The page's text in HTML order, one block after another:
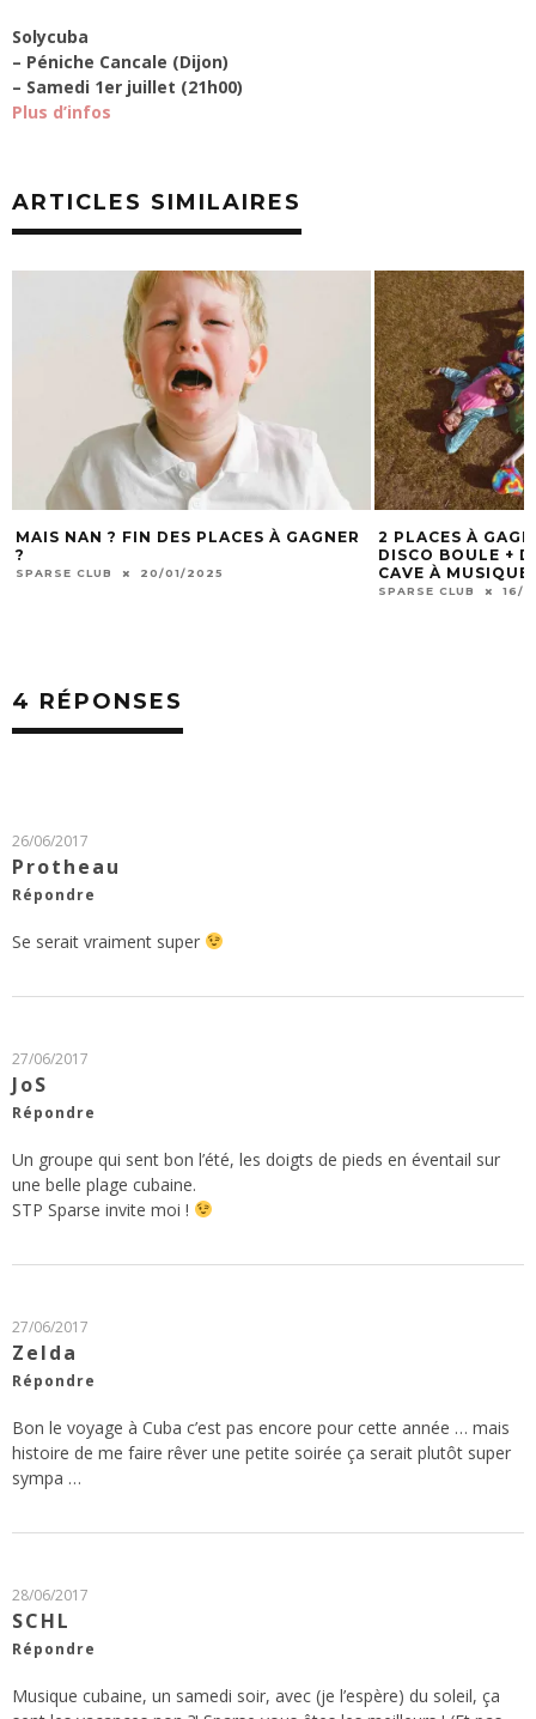
Solycuba
– Péniche Cancale (Dijon)
– Samedi 1er juillet (21h00)
Plus d’infos
ARTICLES SIMILAIRES
MAIS NAN ? FIN DES PLACES À GAGNER
?
SPARSE CLUB 20/01/2025
2 PLACES À
DISCO BOULE +
CAVE À
SPARSE CLUB 16/
4 RÉPONSES
26/06/2017
Protheau
Répondre
Se serait vraiment super
27/06/2017
JoS
Répondre
Un groupe qui sent bon l’été, les doigts de pieds en éventail sur
une belle plage cubaine.
STP Sparse invite moi !
27/06/2017
Zelda
Répondre
Bon le voyage à Cuba c’est pas encore pour cette année … mais
histoire de me faire rêver une petite soirée ça serait plutôt super
sympa …
28/06/2017
SCHL
Répondre
Musique cubaine, un samedi soir, avec (je l’espère) du soleil, ça